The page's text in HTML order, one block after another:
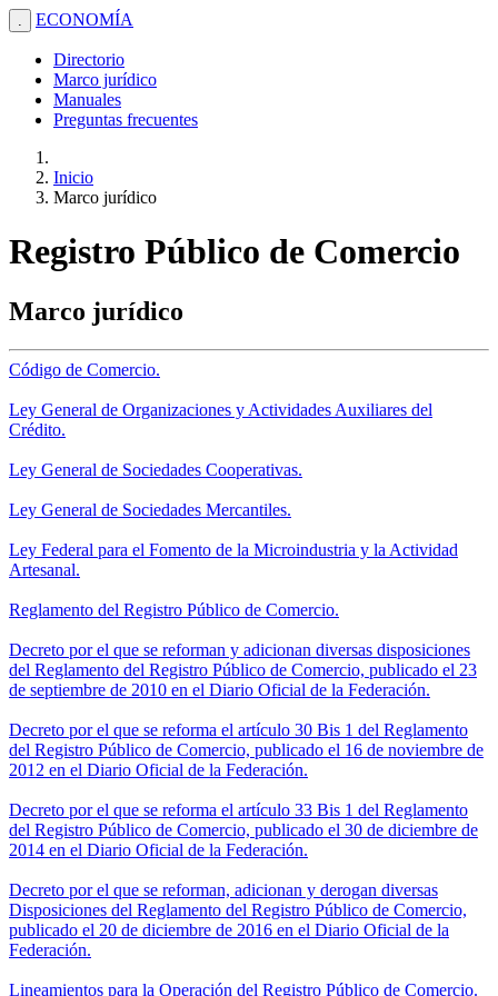
. ECONOMÍA
Directorio
Marco jurídico
Manuales
Preguntas frecuentes
Inicio
Marco jurídico
Registro Público de Comercio
Marco jurídico
Código de Comercio.
Ley General de Organizaciones y Actividades Auxiliares del
Crédito.
Ley General de Sociedades Cooperativas.
Ley General de Sociedades Mercantiles.
Ley Federal para el Fomento de la Microindustria y la Actividad
Artesanal.
Reglamento del Registro Público de Comercio.
Decreto por el que se reforman y adicionan diversas disposiciones
del Reglamento del Registro Público de Comercio, publicado el 23
de septiembre de 2010 en el Diario Oficial de la Federación.
Decreto por el que se reforma el artículo 30 Bis 1 del Reglamento
del Registro Público de Comercio, publicado el 16 de noviembre de
2012 en el Diario Oficial de la Federación.
Decreto por el que se reforma el artículo 33 Bis 1 del Reglamento
del Registro Público de Comercio, publicado el 30 de diciembre de
2014 en el Diario Oficial de la Federación.
Decreto por el que se reforman, adicionan y derogan diversas
Disposiciones del Reglamento del Registro Público de Comercio,
publicado el 20 de diciembre de 2016 en el Diario Oficial de la
Federación.
Lineamientos para la Operación del Registro Público de Comercio.